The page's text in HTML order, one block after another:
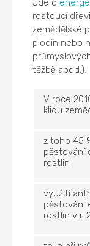
Jde o
rostoucí
zemědělské
plodin nebo
těžbě apod.).
V roce
klidu
z toho 45
pěstování
rostlin
využití
pěstování
rostlin v r.